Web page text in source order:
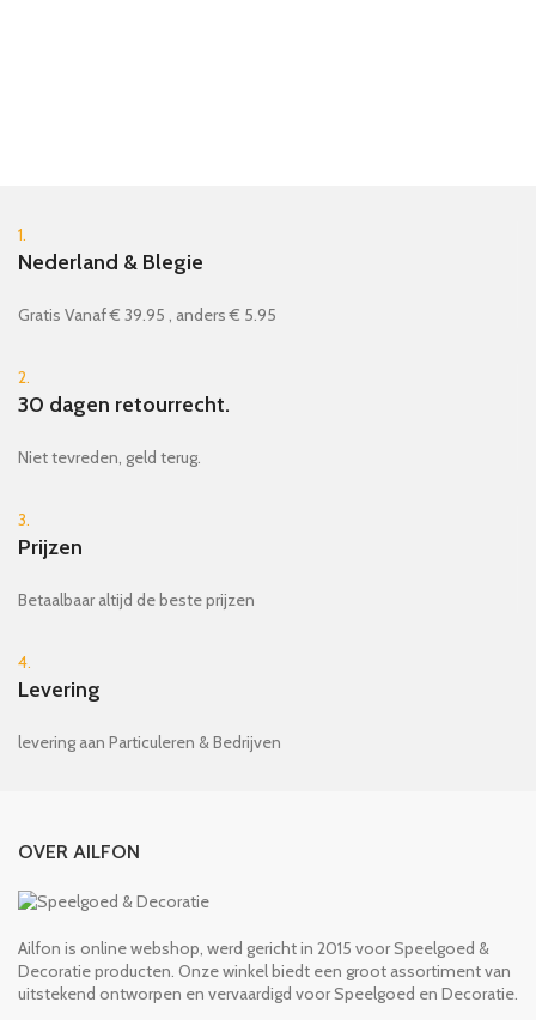
1.
Nederland & Blegie
Gratis Vanaf € 39.95 , anders € 5.95
2.
30 dagen retourrecht.
Niet tevreden, geld terug.
3.
Prijzen
Betaalbaar altijd de beste prijzen
4.
Levering
levering aan Particuleren & Bedrijven
OVER AILFON
Ailfon is online webshop, werd gericht in 2015 voor Speelgoed &
Decoratie producten. Onze winkel biedt een groot assortiment van
uitstekend ontworpen en vervaardigd voor Speelgoed en Decoratie.